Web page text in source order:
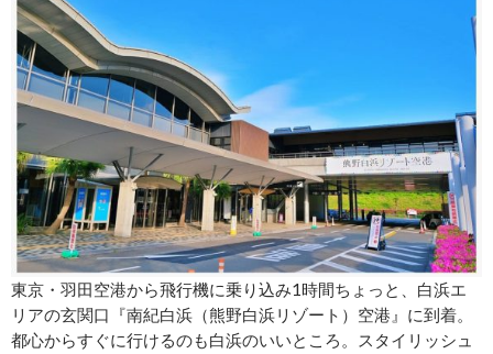
東京・羽田空港から飛行機に乗り込み1時間ちょっと、白浜エ
リアの玄関口『南紀白浜（熊野白浜リゾート）空港』に到着。
都心からすぐに行けるのも白浜のいいところ。スタイリッシュ